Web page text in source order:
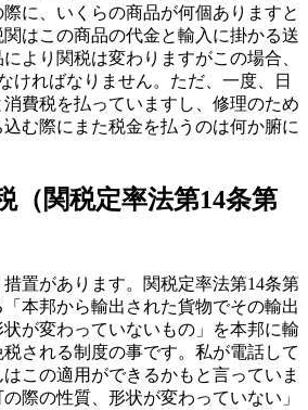
に、いくらの商品が何個ありますと
はこの商品の代金と輸入に掛かる送
より関税は変わりますがこの場合、
ければなりません。ただ、一度、日
費税を払っていますし、修理のため
む際にまた税金を払うのは何か腑に
（関税定率法第14条第
措置があります。関税定率法第14条第
本邦から輸出された貨物でその輸出
が変わっていないもの」を本邦に輸
される制度の事です。私が電話して
この適用ができるかもと言っていま
際の性質、形状が変わっていない」